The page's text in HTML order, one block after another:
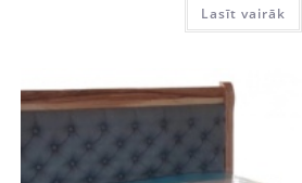
Lasīt vairāk